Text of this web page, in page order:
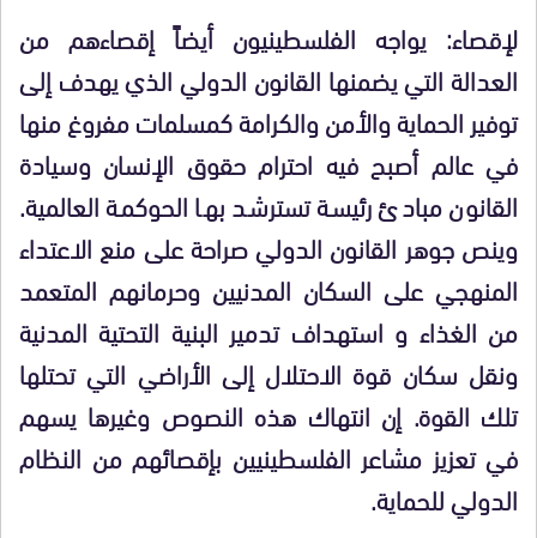
لإقصاء: يواجه الفلسطينيون أيضاً إقصاءهم من
العدالة التي يضمنها القانون الدولي الذي يهدف إلى
توفير الحماية والأمن والكرامة كمسلمات مفروغ منها
في عالم أصبح فيه احترام حقوق الإنسان وسيادة
القانون مبادئ رئيسة تسترشد بها الحوكمة العالمية.
وينص جوهر القانون الدولي صراحة على منع الاعتداء
المنهجي على السكان المدنيين وحرمانهم المتعمد
من الغذاء و استهداف تدمير البنية التحتية المدنية
ونقل سكان قوة الاحتلال إلى الأراضي التي تحتلها
تلك القوة. إن انتهاك هذه النصوص وغيرها يسهم
في تعزيز مشاعر الفلسطينيين بإقصائهم من النظام
الدولي للحماية.